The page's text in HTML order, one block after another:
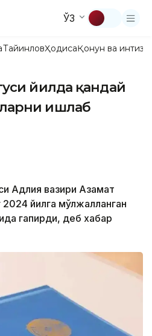
ЎЗ
ТайинловҲодисаҚонун ва
йилда қандай
ишлаб
Адлия вазири Азамат
йилга мўлжалланган
гапирди, деб хабар